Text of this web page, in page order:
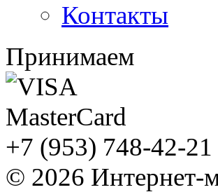
Контакты
Принимаем
+7 (953) 748-42-21
© 2026 Интернет-